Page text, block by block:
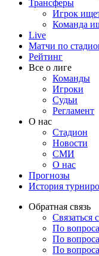
Трансферы
Игрок
Команда
Live
Матчи по
Рейтинг
Все о лиге
Команды
Игроки
Судьи
Регламент
О нас
Стадион
Новости
СМИ
О нас
Прогнозы
История
Обратная связь
Связаться
По
По
По